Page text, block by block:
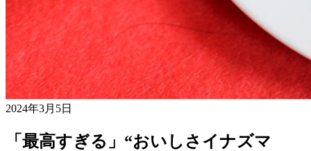
2024年3月5日
「最高すぎる」“おいしさイナズマ